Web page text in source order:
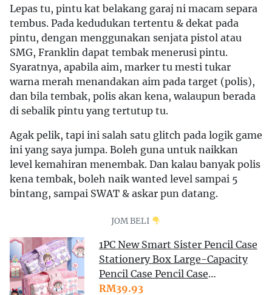
Lepas tu, pintu kat belakang garaj ni macam separa
tembus. Pada kedudukan tertentu & dekat pada
pintu, dengan menggunakan senjata pistol atau
SMG, Franklin dapat tembak menerusi pintu.
Syaratnya, apabila aim, marker tu mesti tukar
warna merah menandakan aim pada target (polis),
dan bila tembak, polis akan kena, walaupun berada
di sebalik pintu yang tertutup tu.
Agak pelik, tapi ini salah satu glitch pada logik game
ini yang saya jumpa. Boleh guna untuk naikkan
level kemahiran menembak. Dan kalau banyak polis
kena tembak, boleh naik wanted level sampai 5
bintang, sampai SWAT & askar pun datang.
JOM BELI
1PC New Smart Sister Pencil Case
Stationery Box Large-Capacity
Pencil Case Pencil Case
Multifunctional Student
RM39.93